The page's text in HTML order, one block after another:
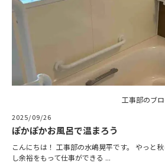
工事部のブ
2025/09/26
ぽかぽかお風呂で温まろう
こんにちは！ 工事部の水嶋晃平です。 やっと
し余裕をもって仕事ができる ...